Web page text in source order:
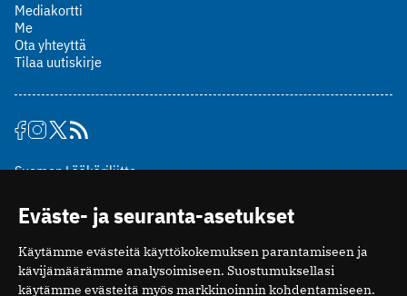
Mediakortti
Me
Ota yhteyttä
Tilaa uutiskirje
Suomen Lääkäriliitto
00510 Helsinki
puh. (09) 393 091
toimitus@potilaanlaakarilehti.fi
ISSN 2323-9476
Eväste- ja seuranta-asetukset
Käytämme evästeitä käyttökokemuksen parantamiseen ja
kävijämäärämme analysoimiseen. Suostumuksellasi
käytämme evästeitä myös markkinoinnin kohdentamiseen.